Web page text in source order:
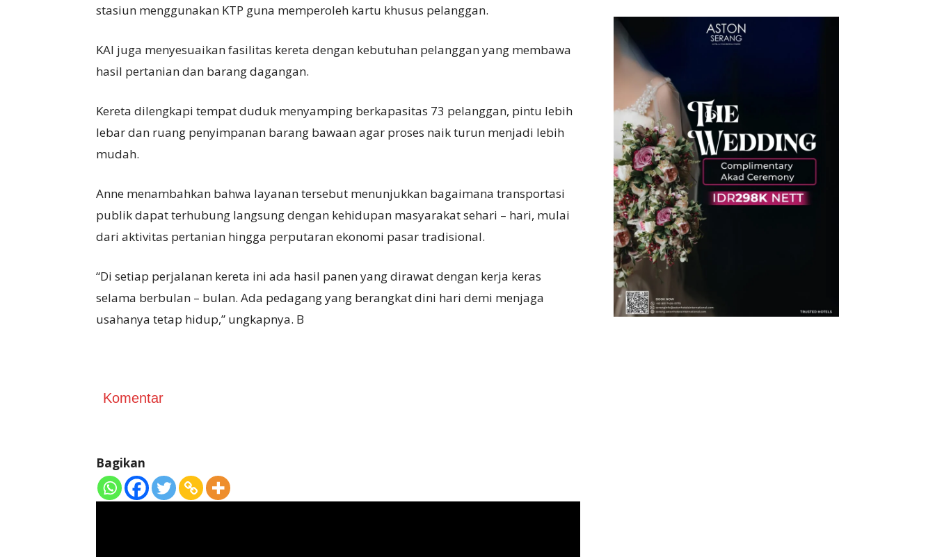
stasiun menggunakan KTP guna memperoleh kartu khusus pelanggan.
KAI juga menyesuaikan fasilitas kereta dengan kebutuhan pelanggan yang membawa
hasil pertanian dan barang dagangan.
Kereta dilengkapi tempat duduk menyamping berkapasitas 73 pelanggan, pintu lebih
lebar dan ruang penyimpanan barang bawaan agar proses naik turun menjadi lebih
mudah.
Anne menambahkan bahwa layanan tersebut menunjukkan bagaimana transportasi
publik dapat terhubung langsung dengan kehidupan masyarakat sehari – hari, mulai
dari aktivitas pertanian hingga perputaran ekonomi pasar tradisional.
“Di setiap perjalanan kereta ini ada hasil panen yang dirawat dengan kerja keras
selama berbulan – bulan. Ada pedagang yang berangkat dini hari demi menjaga
usahanya tetap hidup,” ungkapnya. B
Komentar
Bagikan